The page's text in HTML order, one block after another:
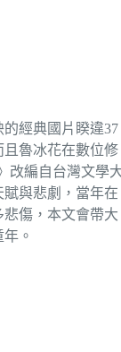
經典國片睽違37
魯冰花在數位修
改編自台灣文學
與悲劇，當年在
傷，本文會帶大
。